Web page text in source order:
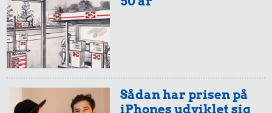
Sådan har prisen på
iPhones udviklet sig